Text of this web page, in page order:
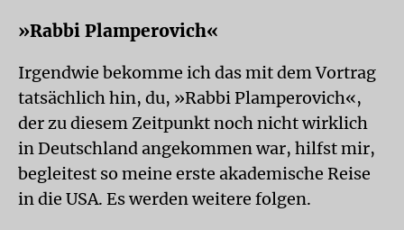
»Rabbi Plamperovich«
Irgendwie bekomme ich das mit dem Vortrag
tatsächlich hin, du, »Rabbi Plamperovich«,
der zu diesem Zeitpunkt noch nicht wirklich
in Deutschland angekommen war, hilfst mir,
begleitest so meine erste akademische Reise
in die USA. Es werden weitere folgen.